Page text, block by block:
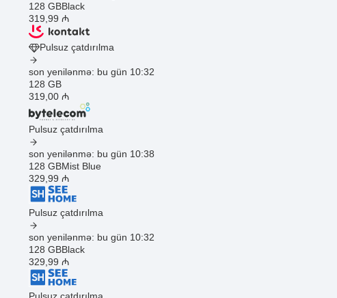
128 GBBlack
319 ,99 ₼
Pulsuz çatdırılma
son yenilənmə: bu gün 10:32
128 GB
319 ,00 ₼
Pulsuz çatdırılma
son yenilənmə: bu gün 10:38
128 GBMist Blue
329 ,99 ₼
Pulsuz çatdırılma
son yenilənmə: bu gün 10:32
128 GBBlack
329 ,99 ₼